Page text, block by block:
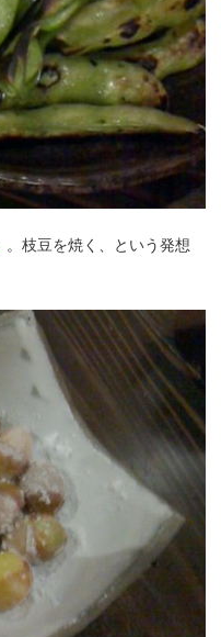
。枝豆を焼く、という発想